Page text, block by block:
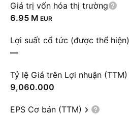
Giá trị vốn hóa thị trường
‪6.95 M‬ EUR
Lợi suất cổ tức (được thể hiện)
—
Tỷ lệ Giá trên Lợi nhuận (TTM)
9,060.000
EPS Cơ bản (TTM)